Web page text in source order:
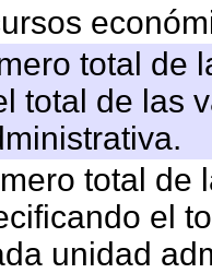
total de
total de las
total de
el
unidad